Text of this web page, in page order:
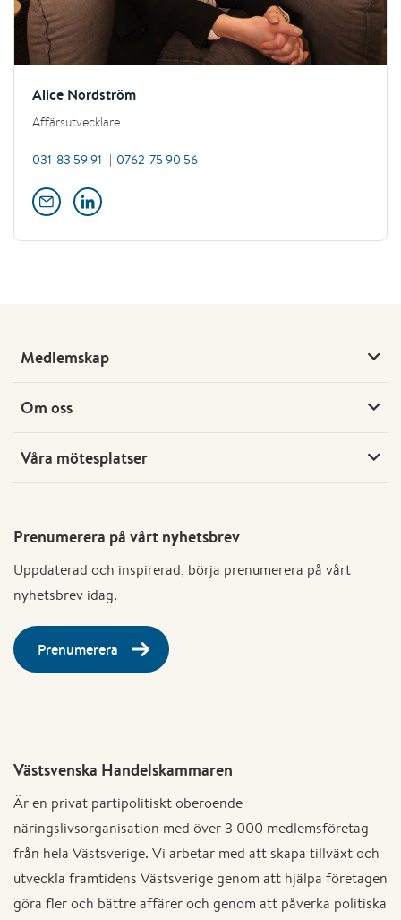
Alice Nordström
Affärsutvecklare
031-83 59 91 0762-75 90 56
Medlemskap
Om oss
Våra mötesplatser
Prenumerera på vårt nyhetsbrev
Uppdaterad och inspirerad, börja prenumerera på vårt
nyhetsbrev idag.
Prenumerera
Västsvenska Handelskammaren
Är en privat partipolitiskt oberoende
näringslivsorganisation med över 3 000 medlemsföretag
från hela Västsverige. Vi arbetar med att skapa tillväxt och
utveckla framtidens Västsverige genom att hjälpa företagen
göra fler och bättre affärer och genom att påverka politiska